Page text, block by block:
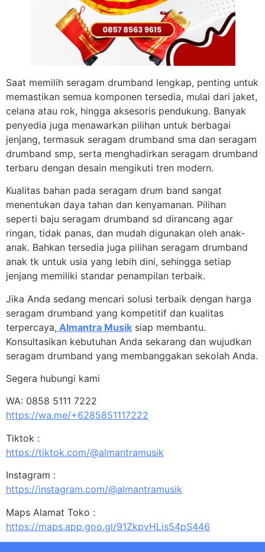
Saat memilih seragam drumband lengkap, penting untuk
memastikan semua komponen tersedia, mulai dari jaket,
celana atau rok, hingga aksesoris pendukung. Banyak
penyedia juga menawarkan pilihan untuk berbagai
jenjang, termasuk seragam drumband sma dan seragam
drumband smp, serta menghadirkan seragam drumband
terbaru dengan desain mengikuti tren modern.
Kualitas bahan pada seragam drum band sangat
menentukan daya tahan dan kenyamanan. Pilihan
seperti baju seragam drumband sd dirancang agar
ringan, tidak panas, dan mudah digunakan oleh anak-
anak. Bahkan tersedia juga pilihan seragam drumband
anak tk untuk usia yang lebih dini, sehingga setiap
jenjang memiliki standar penampilan terbaik.
Jika Anda sedang mencari solusi terbaik dengan harga
seragam drumband yang kompetitif dan kualitas
terpercaya, Almantra Musik siap membantu.
Konsultasikan kebutuhan Anda sekarang dan wujudkan
seragam drumband yang membanggakan sekolah Anda.
Segera hubungi kami
WA: 0858 5111 7222
https://wa.me/+6285851117222
Tiktok :
https://tiktok.com/@almantramusik
Instagram :
https://instagram.com/@almantramusik
Maps Alamat Toko :
https://maps.app.goo.gl/91ZkpvHLis54pS446